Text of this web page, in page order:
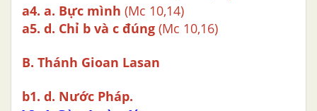
a4. a. Bực mình (Mc 10,14)
a5. d. Chỉ b và c đúng (Mc 10,16)
B. Thánh Gioan Lasan
b1. d. Nước Pháp.